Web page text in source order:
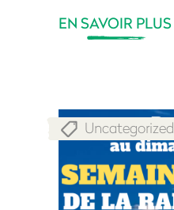
EN SAVOIR PLUS
Uncategorized